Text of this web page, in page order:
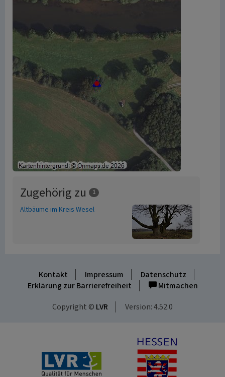
Zugehörig zu 1
Altbäume im Kreis Wesel
Kontakt Impressum
Datenschutz
Erklärung zur Barrierefreiheit
Mitmachen
Copyright © LVR Version: 4.52.0